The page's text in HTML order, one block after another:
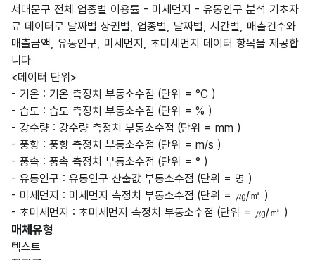
서대문구 전체 업종별 이용률 - 미세먼지 - 유동인구 분석 기초자
료 데이터로 날짜별 상권별, 업종별, 날짜별, 시간별, 매출건수와
매출금액, 유동인구, 미세먼지, 초미세먼지 데이터 항목을 제공합
니다
<데이터 단위>
- 기온 : 기온 측정치 부동소수점 (단위 = °C )
- 습도 : 습도 측정치 부동소수점 (단위 = % )
- 강수량 : 강수량 측정치 부동소수점 (단위 = mm )
- 풍향 : 풍향 측정치 부동소수점 (단위 = m/s )
- 풍속 : 풍속 측정치 부동소수점 (단위 = ° )
- 유동인구 : 유동인구 산출값 부동소수점 (단위 = 명 )
- 미세먼지 : 미세먼지 측정치 부동소수점 (단위 = ㎍/㎥ )
- 초미세먼지 : 초미세먼지 측정치 부동소수점 (단위 = ㎍/㎥ )
매체유형
텍스트